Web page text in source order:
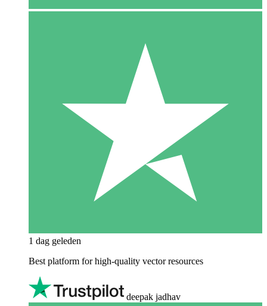
1 dag geleden
Best platform for high-quality vector resources
deepak jadhav